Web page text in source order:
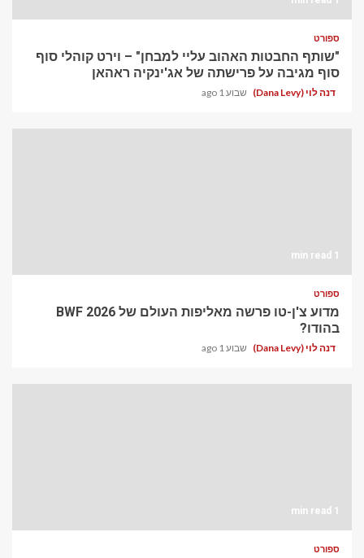
ספורט
"שותף החבטות האהוב עליי למבחן" – וירט קוהלי סוף
סוף מגיבה על פרישתה של אג'ינקיה ראהאן
דנה לוי (Dana Levy) שבוע 1 ago
1 min read
ספורט
מדוע צ'ן-טו פרשה מאליפות העולם של BWF 2026
בהודו?
דנה לוי (Dana Levy) שבוע 1 ago
1 min read
ספורט